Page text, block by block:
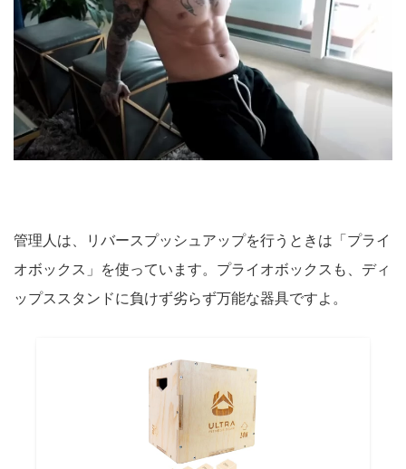
管理人は、リバースプッシュアップを行うときは「プライ
オボックス」を使っています。プライオボックスも、ディ
ップススタンドに負けず劣らず万能な器具ですよ。